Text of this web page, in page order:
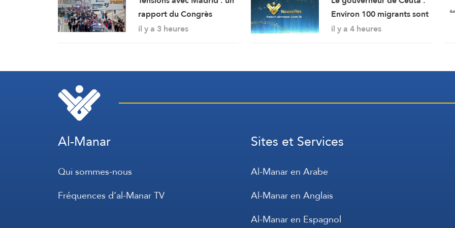
rapport du Congrès
considère Ceuta et Melilla
il y a 3 heures
Environ 100 migrants sont
morts lors de l’afflux
il y a 4 heures
Al-Manar
Qui sommes-nous
Fréquences d’al-Manar TV
Sites et Services
Al-Manar en Arabe
Al-Manar en Anglais
Al-Manar en Espagnol